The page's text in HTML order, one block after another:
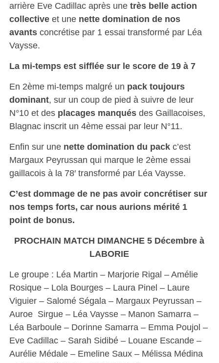
arrière Eve Cadillac après une très belle action
collectiveet une nette domination de nos
avantsconcrétise par 1 essai transformé par Léa
Vaysse.
La mi-temps est sifflée sur le score de 19 à 7
En 2ème mi-temps malgré un pack toujours
dominant, sur un coup de pied à suivre de leur
N°10 et des placages manqués des Gaillacoises,
Blagnac inscrit un 4ème essai par leur N°11.
Enfin sur une nette domination du pack c’est
Margaux Peyrussan qui marque le 2ème essai
gaillacois à la 78′ transformé par Léa Vaysse.
C’est dommage de ne pas avoir concrétiser sur
nos temps forts, car nous aurions mérité 1
point de bonus.
PROCHAIN MATCH DIMANCHE 5 Décembre à
LABORIE
Le groupe : Léa Martin – Marjorie Rigal – Amélie
Rosique – Lola Bourges – Laura Pinel – Laure
Viguier – Salomé Ségala – Margaux Peyrussan –
Auroe Sirgue – Léa Vaysse – Manon Samarra –
Léa Barboule – Dorinne Samarra – Emma Poujol –
Eve Cadillac – Sarah Sidibé – Louane Escande –
Aurélie Médale – Emeline Saux – Mélissa Médina